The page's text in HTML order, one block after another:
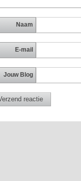
Naam
E-mail
Jouw Blog